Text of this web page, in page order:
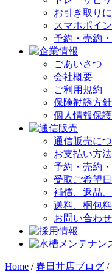
お引き取り
スマホポイン
予約・売約
ごあいさつ
会社概要
ご利用規約
保険勧誘方針
個人情報保
通信販売に
お支払い方法
予約・売約
受取ご希望
補償、返品
送料、梱包料
お問い合わせ
Home /春日井店ブログ /